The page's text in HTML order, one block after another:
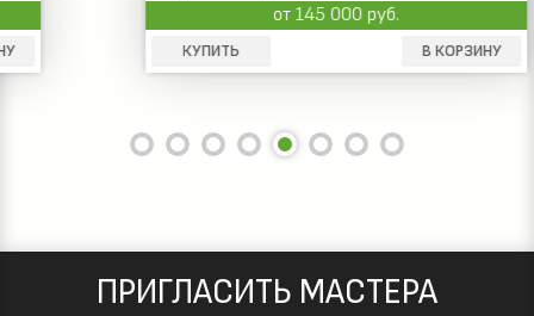
от 145 000 руб.
В КОРЗИНУ
ПРИГЛАСИТЬ МАСТЕРА